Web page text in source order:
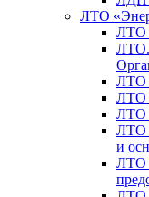
ЛТО
ЛТО
ЛТО.
ЛТО
ЛТО
ЛТО
ЛТО
и
ЛТО